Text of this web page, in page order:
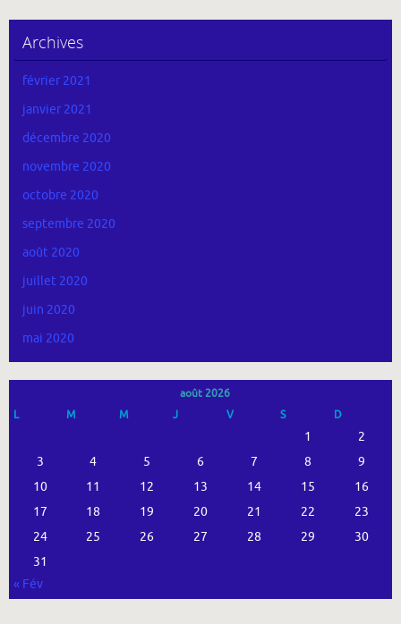
Archives
février 2021
janvier 2021
décembre 2020
novembre 2020
octobre 2020
septembre 2020
août 2020
juillet 2020
juin 2020
mai 2020
août 2026
L
M M J V S D
1
2
3
4 5 6 7 8
9
10
11 12 13 14 15
16
17
18 19 20 21 22
23
24
25 26 27 28 29
30
31
« Fév